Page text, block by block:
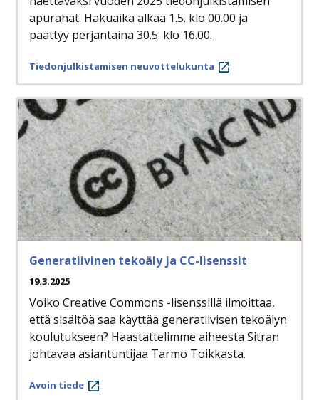
apurahat. Hakuaika alkaa 1.5. klo 00.00 ja
päättyy perjantaina 30.5. klo 16.00.
Tiedonjulkistamisen neuvottelukunta
Generatiivinen tekoäly ja CC-lisenssit
19.3.2025
Voiko Creative Commons -lisenssillä ilmoittaa,
että sisältöä saa käyttää generatiivisen tekoälyn
koulutukseen? Haastattelimme aiheesta Sitran
johtavaa asiantuntijaa Tarmo Toikkasta.
Avoin tiede